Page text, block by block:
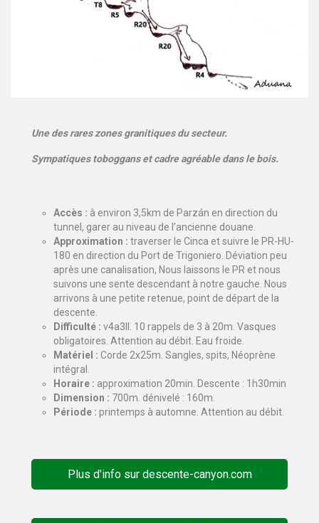
Une des rares zones granitiques du secteur.
Sympatiques toboggans et cadre agréable dans le bois.
Accès : à environ 3,5km de Parzán en direction du
tunnel, garer au niveau de l’ancienne douane.
Approximation : traverser le Cinca et suivre le PR-HU-
180 en direction du Port de Trigoniero. Déviation peu
après une canalisation, Nous laissons le PR et nous
suivons une sente descendant à notre gauche. Nous
arrivons à une petite retenue, point de départ de la
descente.
Difficulté : v4a3II. 10 rappels de 3 à 20m. Vasques
obligatoires. Attention au débit. Eau froide.
Matériel : Corde 2x25m. Sangles, spits, Néoprène
intégral.
Horaire : approximation 20min. Descente : 1h30min
Dimension : 700m. dénivelé : 160m.
Période : printemps à automne. Attention au débit.
Plus d'info sur descente-canyon.com